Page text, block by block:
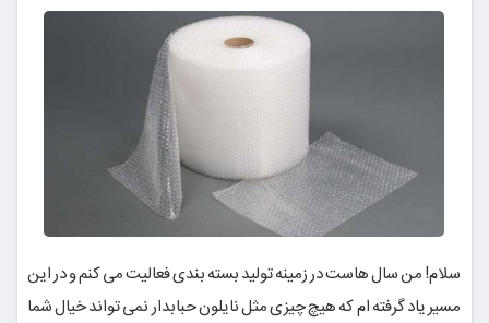
سلام! من سال هاست در زمینه تولید بسته بندی فعالیت می کنم و در این
مسیر یاد گرفته ام که هیچ چیزی مثل نایلون حبابدار نمی تواند خیال شما